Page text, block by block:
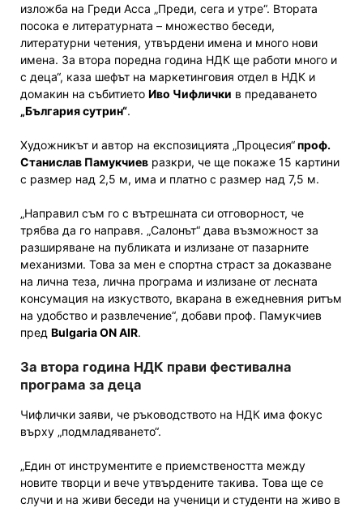
изложба на Греди Асса „Преди, сега и утре“. Втората
посока е литературната – множество беседи,
литературни четения, утвърдени имена и много нови
имена. За втора поредна година НДК ще работи много и
с деца“, каза шефът на маркетинговия отдел в НДК и
домакин на събитието Иво Чифлички в предаването
„България сутрин“.
Художникът и автор на експозицията „Процесия“проф.
Станислав Памукчиев разкри, че ще покаже 15 картини
с размер над 2,5 м, има и платно с размер над 7,5 м.
„Направил съм го с вътрешната си отговорност, че
трябва да го направя. „Салонът“ дава възможност за
разширяване на публиката и излизане от пазарните
механизми. Това за мен е спортна страст за доказване
на лична теза, лична програма и излизане от лесната
консумация на изкуството, вкарана в ежедневния ритъм
на удобство и развлечение“, добави проф. Памукчиев
пред Bulgaria ON AIR.
За втора година НДК прави фестивална
програма за деца
Чифлички заяви, че ръководството на НДК има фокус
върху „подмладяването“.
„Един от инструментите е приемствеността между
новите творци и вече утвърдените такива. Това ще се
случи и на живи беседи на ученици и студенти на живо в